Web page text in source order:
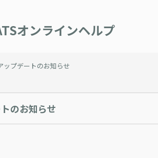
オンラインヘルプ
プデートのお知らせ
のお知らせ